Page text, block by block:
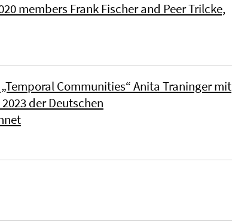
members Frank Fischer and Peer Trilcke,
Communities“ Anita Traninger mit
der Deutschen